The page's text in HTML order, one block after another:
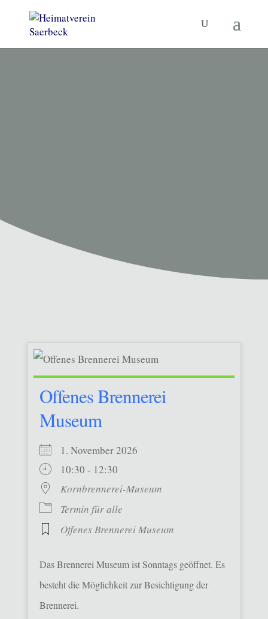
Offenes Brennerei
Museum
1. November 2026
10:30 - 12:30
Kornbrennerei-Museum
Termin für alle
Offenes Brennerei Museum
Das Brennerei Museum ist Sonntags geöffnet. Es
besteht die Möglichkeit zur Besichtigung der
Brennerei.